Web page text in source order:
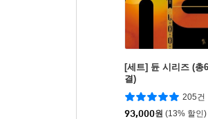
[세트] 듄 시리즈 (총
결)
205건
93,000원 (13% 할인)